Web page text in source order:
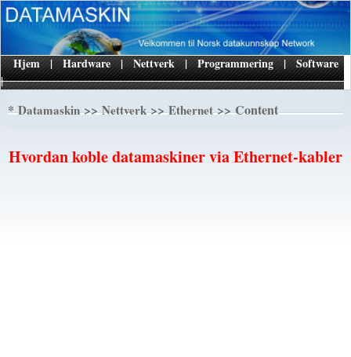
|
Hjem | Hardware | Nettverk | Programmering | Software
*Datamaskin>>Nettverk>>Ethernet>> Content
Hvordan koble datamaskiner via Ethernet-kabler